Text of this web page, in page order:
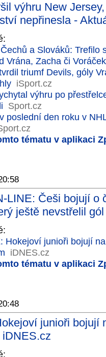
výhru New
nepřinesla -
a Slováků: Trefilo
Vrána, Zacha či Voráček
triumf Devils, góly
iSport.cz
výhru po
Sport.cz
poslední den roku v
tématu v aplikaci
LINE: Češi bojují o
ještě nevstřelil
Hokejoví junioři bojují
iDNES.cz
tématu v aplikaci
junioři bojují